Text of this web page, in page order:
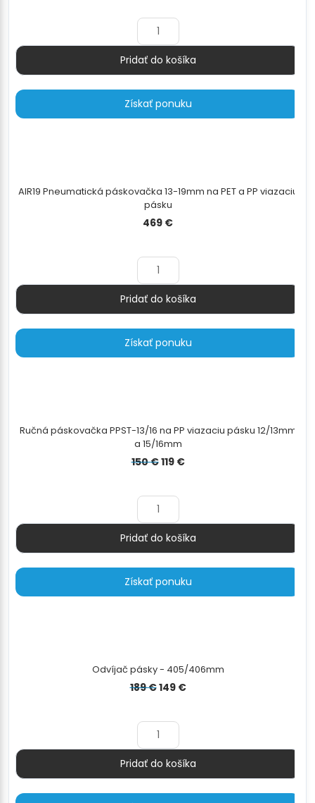
2.160 €.
Množstvo
Pridať do košíka
Získať ponuku
AIR19 Pneumatická páskovačka 13-19mm na PET a PP viazaciu
pásku
469 €
Množstvo
Pridať do košíka
Získať ponuku
Ručná páskovačka PPST-13/16 na PP viazaciu pásku 12/13mm
a 15/16mm
150€Pôvodná
119 €Aktuálna
Množstvo
Pridať do košíka
Získať ponuku
Odvíjač pásky - 405/406mm
189€Pôvodná
189 €.
149 €Aktuálna
Množstvo
Pridať do košíka